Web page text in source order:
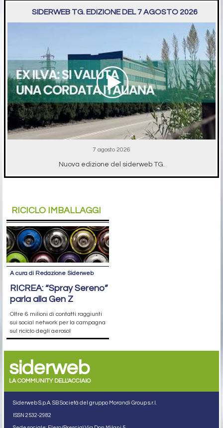
SIDERWEB TG. EDIZIONE DEL 7 AGOSTO 2026
7 agosto 2026
Nuova edizione del siderweb TG.
RICICLO IMBALLAGGI
A cura di Redazione Siderweb
RICREA: “Spray Sereno”
parla alla Gen Z
Oltre 6 milioni di contatti raggiunti
sui social network per la campagna
sul riciclo degli aerosol
siderweb
LA COMMUNITY DELL'ACCIAIO
Siderweb S.p.A. SB Società del gruppo Morandi Group s.r.l.
ISSN 2532-2982